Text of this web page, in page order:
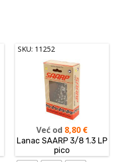
SKU: 11252
Već od 8,80 €
Lanac SAARP 3/8 1.3 LP
pico